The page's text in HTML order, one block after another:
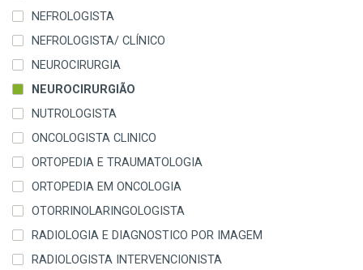
NEFROLOGISTA
NEFROLOGISTA/ CLÍNICO
NEUROCIRURGIA
NEUROCIRURGIÃO
NUTROLOGISTA
ONCOLOGISTA CLINICO
ORTOPEDIA E TRAUMATOLOGIA
ORTOPEDIA EM ONCOLOGIA
OTORRINOLARINGOLOGISTA
RADIOLOGIA E DIAGNOSTICO POR IMAGEM
RADIOLOGISTA INTERVENCIONISTA